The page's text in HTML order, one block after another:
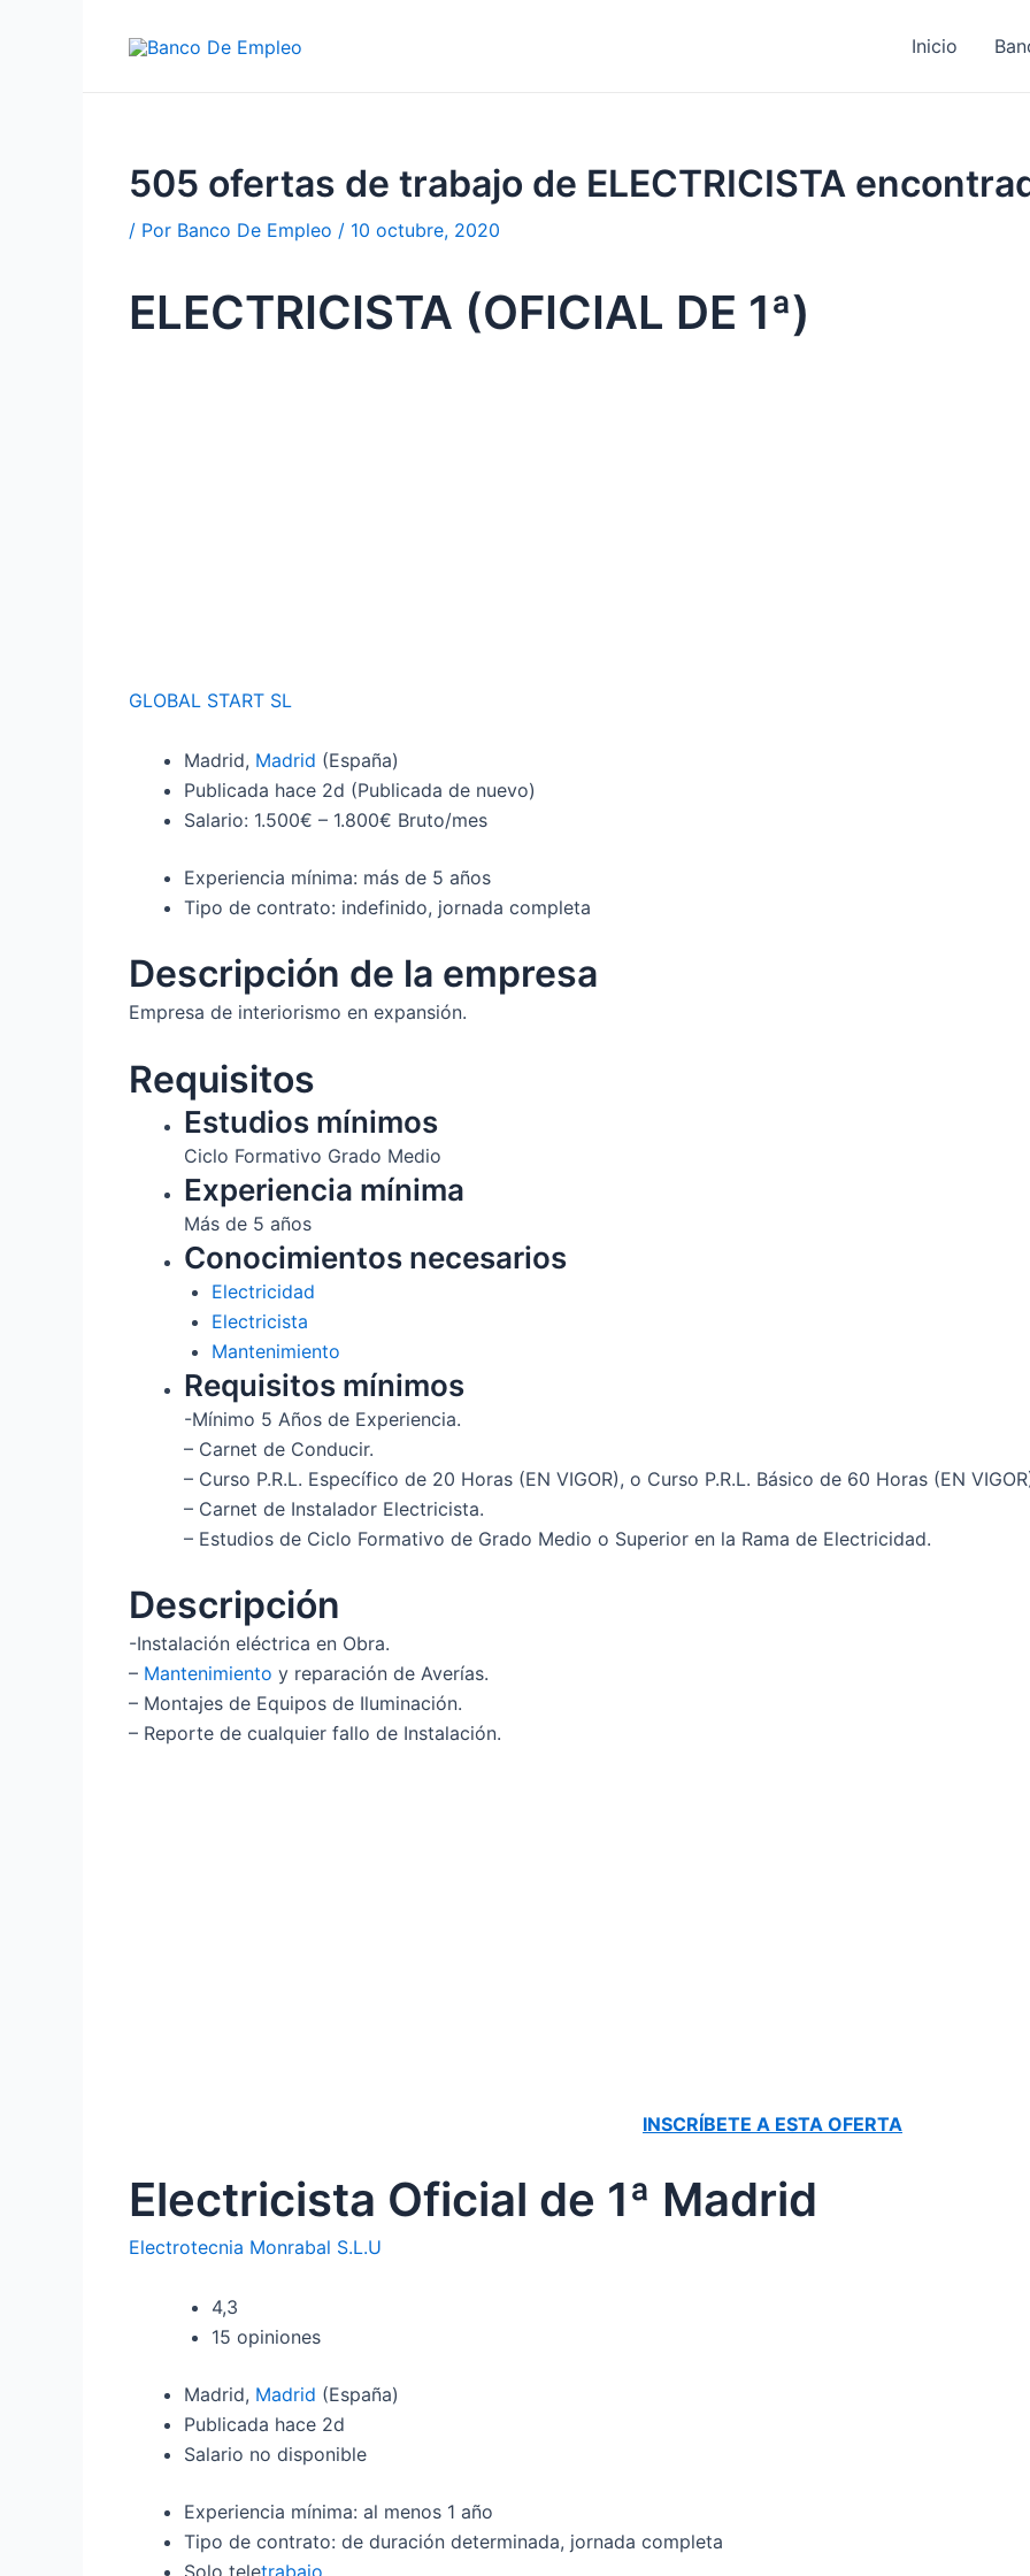
Inicio
505 ofertas de trabajo de ELECTRICISTA
/ Por Banco De Empleo / 10 octubre, 2020
ELECTRICISTA (OFICIAL DE 1ª)
GLOBAL START SL
Madrid, Madrid (España)
Publicada hace 2d (Publicada de nuevo)
Salario: 1.500€ – 1.800€ Bruto/mes
Experiencia mínima: más de 5 años
Tipo de contrato: indefinido, jornada completa
Descripción de la empresa
Empresa de interiorismo en expansión.
Requisitos
Estudios mínimos
Ciclo Formativo Grado Medio
Experiencia mínima
Más de 5 años
Conocimientos necesarios
Electricidad
Electricista
Mantenimiento
Requisitos mínimos
-Mínimo 5 Años de Experiencia.
– Carnet de Conducir.
– Curso P.R.L. Específico de 20 Horas (EN VIGOR), o Curso P.R.L. Básico de 60 Horas (EN
– Carnet de Instalador Electricista.
– Estudios de Ciclo Formativo de Grado Medio o Superior en la Rama de Electricidad.
Descripción
-Instalación eléctrica en Obra.
– Mantenimiento y reparación de Averías.
– Montajes de Equipos de Iluminación.
– Reporte de cualquier fallo de Instalación.
INSCRÍBETE A ESTA OFERTA
Electricista Oficial de 1ª Madrid
Electrotecnia Monrabal S.L.U
4,3
15 opiniones
Madrid, Madrid (España)
Publicada hace 2d
Salario no disponible
Experiencia mínima: al menos 1 año
Tipo de contrato: de duración determinada, jornada completa
Solo teletrabajo